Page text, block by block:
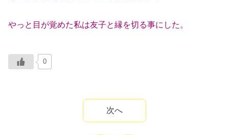
やっと目が覚めた私は友子と縁を切る事にした。
0
次へ